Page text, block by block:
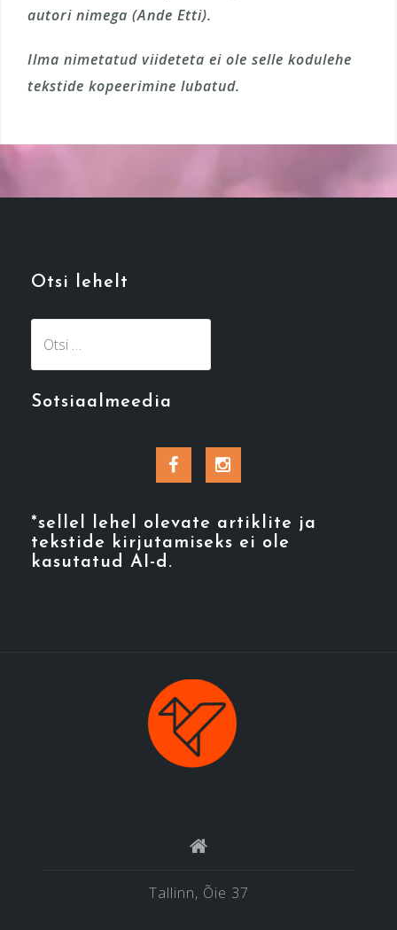
autori nimega (Ande Etti).
Ilma nimetatud viideteta ei ole selle kodulehe
tekstide kopeerimine lubatud.
Otsi lehelt
Sotsiaalmeedia
Facebook
*sellel lehel olevate artiklite ja
tekstide kirjutamiseks ei ole
kasutatud AI-d.
Tallinn, Õie 37